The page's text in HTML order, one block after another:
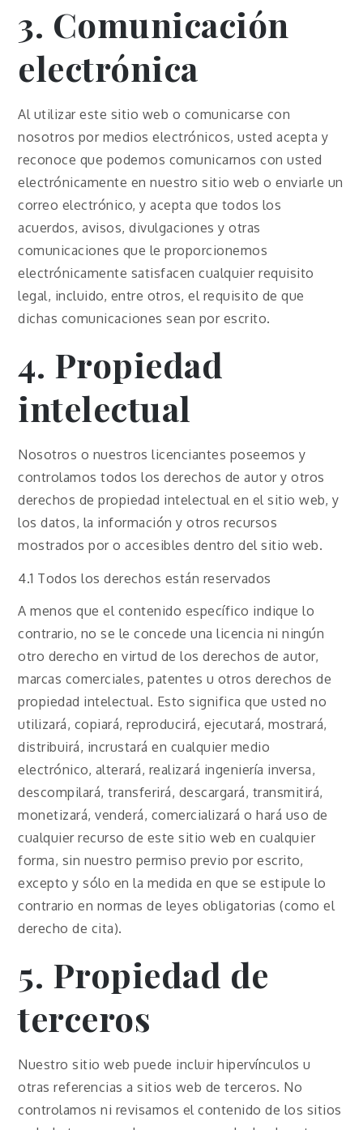
3. Comunicación
electrónica
Al utilizar este sitio web o comunicarse con
nosotros por medios electrónicos, usted acepta y
reconoce que podemos comunicarnos con usted
electrónicamente en nuestro sitio web o enviarle un
correo electrónico, y acepta que todos los
acuerdos, avisos, divulgaciones y otras
comunicaciones que le proporcionemos
electrónicamente satisfacen cualquier requisito
legal, incluido, entre otros, el requisito de que
dichas comunicaciones sean por escrito.
4. Propiedad
intelectual
Nosotros o nuestros licenciantes poseemos y
controlamos todos los derechos de autor y otros
derechos de propiedad intelectual en el sitio web, y
los datos, la información y otros recursos
mostrados por o accesibles dentro del sitio web.
4.1 Todos los derechos están reservados
A menos que el contenido específico indique lo
contrario, no se le concede una licencia ni ningún
otro derecho en virtud de los derechos de autor,
marcas comerciales, patentes u otros derechos de
propiedad intelectual. Esto significa que usted no
utilizará, copiará, reproducirá, ejecutará, mostrará,
distribuirá, incrustará en cualquier medio
electrónico, alterará, realizará ingeniería inversa,
descompilará, transferirá, descargará, transmitirá,
monetizará, venderá, comercializará o hará uso de
cualquier recurso de este sitio web en cualquier
forma, sin nuestro permiso previo por escrito,
excepto y sólo en la medida en que se estipule lo
contrario en normas de leyes obligatorias (como el
derecho de cita).
5. Propiedad de
terceros
Nuestro sitio web puede incluir hipervínculos u
otras referencias a sitios web de terceros. No
controlamos ni revisamos el contenido de los sitios